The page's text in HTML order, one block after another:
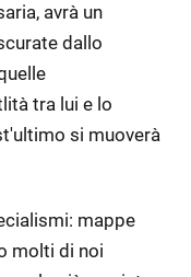
avrà un
dallo
tra lui e lo
si muoverà
mappe
molti di noi